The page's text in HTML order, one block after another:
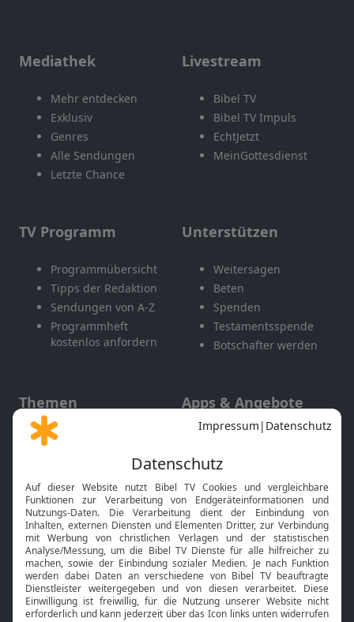
Mediathek
Mehr entdecken
Exklusiv
Genres
Alle Sendungen
Letzte Chance
Livestream
Bibel TV
Bibel TV Impuls
EchtJetzt
MeinGottesdienst
TV Programm
Programmübersicht
Tipps der Redaktion
Sendungen von A-Z
Programmheft
kostenlos anfordern
Unterstützen
Weitersagen
Beten
Spenden
Testamentsspende
Botschafter werden
Themen
Gott und Bibel erklärt
Neuigkeiten
Apps & Angebote
Mobile App
Smart TV
HbbTV
Bibelthek Online-Bibel
Nächster Gottesdienst
Bibel TV Service